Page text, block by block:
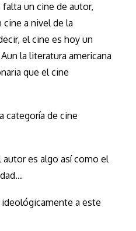
un cine de autor,
a nivel de la
el cine es hoy un
la literatura americana
que el cine
categoría de cine
autor es algo así como el
a este